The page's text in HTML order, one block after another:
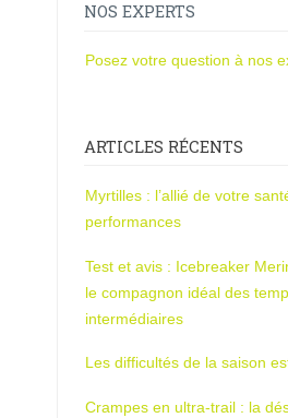
NOS EXPERTS
Posez votre question à nos
ARTICLES RÉCENTS
Myrtilles : l’allié de votre
performances
Test et avis : Icebreaker
le compagnon idéal des
intermédiaires
Les difficultés de la saison
Crampes en ultra-trail : la